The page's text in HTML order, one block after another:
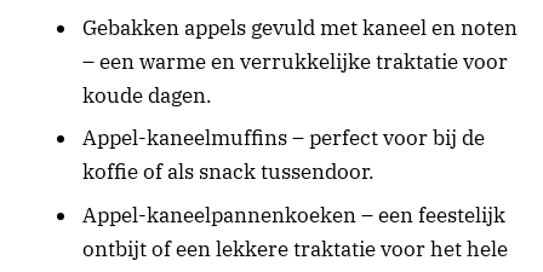
Gebakken appels gevuld met kaneel en noten
– een warme en verrukkelijke traktatie voor
koude dagen.
Appel-kaneelmuffins – perfect voor bij de
koffie of als snack tussendoor.
Appel-kaneelpannenkoeken – een feestelijk
ontbijt of een lekkere traktatie voor het hele